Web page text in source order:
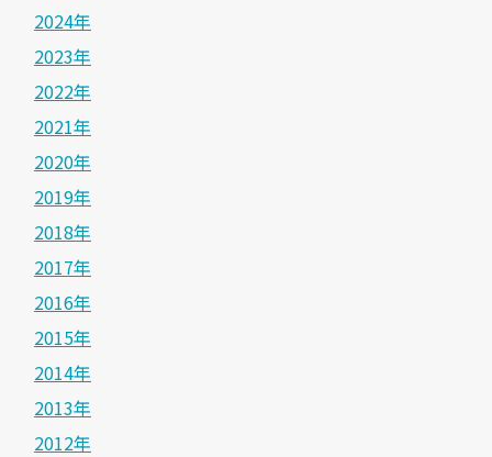
2024年
2023年
2022年
2021年
2020年
2019年
2018年
2017年
2016年
2015年
2014年
2013年
2012年